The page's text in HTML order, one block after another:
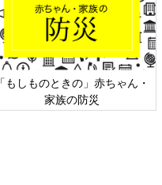
「もしものときの」赤ちゃん・
家族の防災